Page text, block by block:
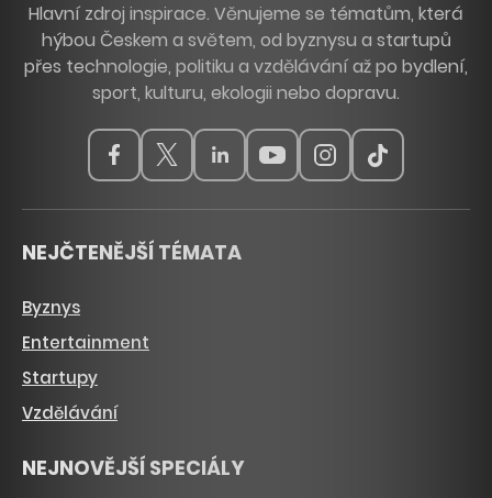
Hlavní zdroj inspirace. Věnujeme se tématům, která
hýbou Českem a světem, od byznysu a startupů
přes technologie, politiku a vzdělávání až po bydlení,
sport, kulturu, ekologii nebo dopravu.
NEJČTENĚJŠÍ TÉMATA
Byznys
Entertainment
Startupy
Vzdělávání
NEJNOVĚJŠÍ SPECIÁLY